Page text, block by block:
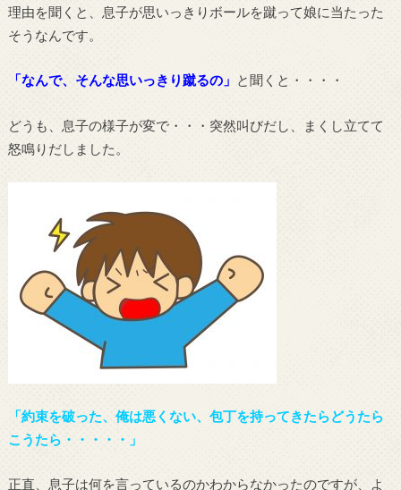
理由を聞くと、息子が思いっきりボールを蹴って娘に当たった
そうなんです。
「なんで、そんな思いっきり蹴るの」 と聞くと・・・・
どうも、息子の様子が変で・・・突然叫びだし、まくし立てて
怒鳴りだしました。
「約束を破った、俺は悪くない、包丁を持ってきたらどうたら
こうたら・・・・・」
正直、息子は何を言っているのかわからなかったのですが、よ